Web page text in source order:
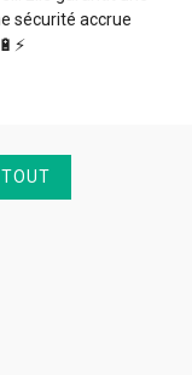
sécurité accrue